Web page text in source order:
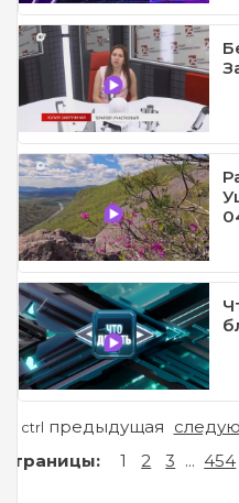
ctrl предыдущая
Страницы: 1 2 3 ... 454